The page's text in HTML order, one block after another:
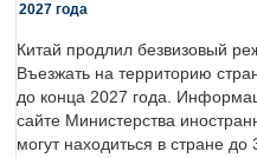
2027 года
Китай продлил безвизовый
Въезжать на территорию
до конца 2027 года.
сайте Министерства
могут находиться в стране